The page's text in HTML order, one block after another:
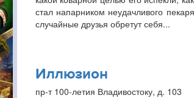
стал напарником неудачливого
случайные друзья обретут себя...
Иллюзион
пр-т 100-летия Владивостоку, д. 103